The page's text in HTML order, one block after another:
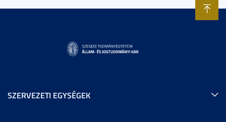
SZERVEZETI EGYSÉGEK